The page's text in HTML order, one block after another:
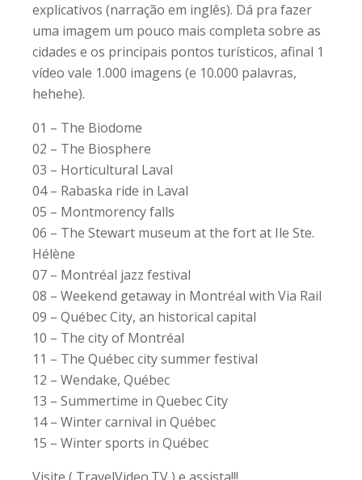
explicativos (narração em inglês). Dá pra fazer
uma imagem um pouco mais completa sobre as
cidades e os principais pontos turísticos, afinal 1
vídeo vale 1.000 imagens (e 10.000 palavras,
hehehe).
01 – The Biodome
02 – The Biosphere
03 – Horticultural Laval
04 – Rabaska ride in Laval
05 – Montmorency falls
06 – The Stewart museum at the fort at Ile Ste.
Hélène
07 – Montréal jazz festival
08 – Weekend getaway in Montréal with Via Rail
09 – Québec City, an historical capital
10 – The city of Montréal
11 – The Québec city summer festival
12 – Wendake, Québec
13 – Summertime in Quebec City
14 – Winter carnival in Québec
15 – Winter sports in Québec